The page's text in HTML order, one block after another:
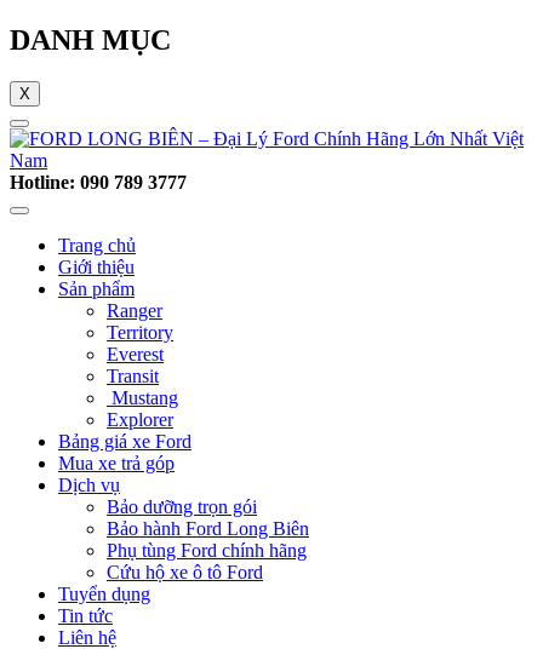
DANH MỤC
X
Hotline: 090 789 3777
Trang chủ
Giới thiệu
Sản phẩm
Ranger
Territory
Everest
Transit
Mustang
Explorer
Bảng giá xe Ford
Mua xe trả góp
Dịch vụ
Bảo dưỡng trọn gói
Bảo hành Ford Long Biên
Phụ tùng Ford chính hãng
Cứu hộ xe ô tô Ford
Tuyển dụng
Tin tức
Liên hệ